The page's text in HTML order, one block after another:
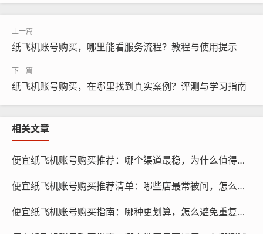
卖家通常提供账号的详细信息，包括账号的注册时间、粉
丝数量、点赞数等。
等，还可以查看账号的动态，了解账号是否活跃，是否有
纸飞机账号购买，哪里能看服务流程？教程与使用提示
纸飞机账号购买，在哪里找到真实案例？评测与学习指南
相关文章
便宜纸飞机账号购买推荐：哪个渠道最稳，为什么值得选择
便宜纸飞机账号购买推荐清单：哪些店最常被问，怎么选择
便宜纸飞机账号购买指南：哪种更划算，怎么避免重复购买